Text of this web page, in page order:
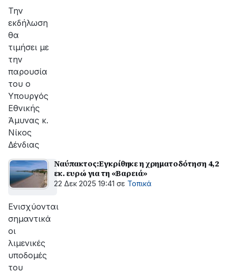
Την
εκδήλωση
θα
τιμήσει με
την
παρουσία
του ο
Υπουργός
Εθνικής
Άμυνας κ.
Νίκος
Δένδιας
Ναύπακτος:Εγκρίθηκε η χρηματοδότηση 4,2
εκ. ευρώ για τη «Βαρειά»
22 Δεκ 2025 19:41 σε Τοπικά
Ενισχύονται
σημαντικά
οι
λιμενικές
υποδομές
του